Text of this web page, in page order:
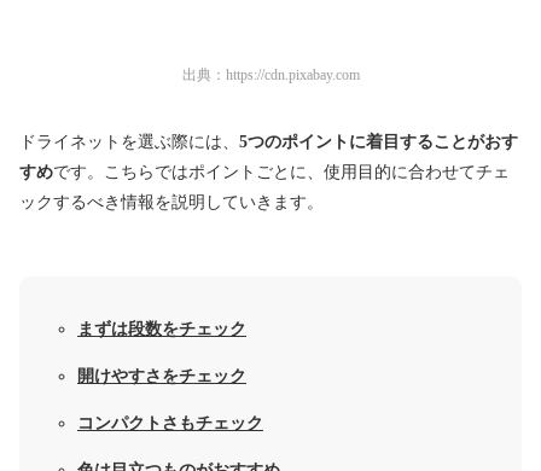
出典： https://cdn.pixabay.com
ドライネットを選ぶ際には、 5つのポイントに着目することがおす
すめです。こちらではポイントごとに、使用目的に合わせてチェ
ックするべき情報を説明していきます。
まずは段数をチェック
開けやすさをチェック
コンパクトさもチェック